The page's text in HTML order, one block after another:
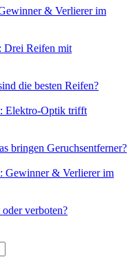
& Verlierer im
Drei Reifen mit
die besten Reifen?
Elektro-Optik trifft
bringen Geruchsentferner?
Gewinner & Verlierer im
verboten?